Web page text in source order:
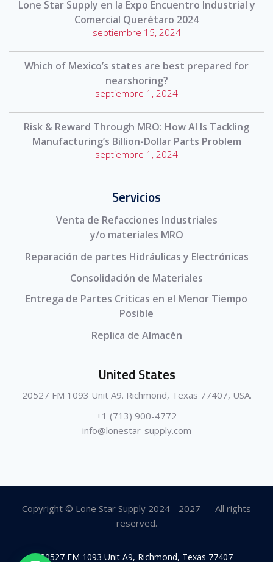
Lone Star Supply en la Expo Encuentro Industrial y
Comercial Querétaro 2024
septiembre 15, 2024
Which of Mexico’s states are best prepared for
nearshoring?
septiembre 1, 2024
Risk & Reward Through MRO: How AI Is Tackling
Manufacturing’s Billion-Dollar Parts Problem
septiembre 1, 2024
Servicios
Venta de Refacciones Industriales
y/o materiales MRO
Reparación de partes Hidráulicas y Electrónicas
Consolidación de Materiales
Entrega de Partes Criticas en el Menor Tiempo
Posible
Replica de Almacén
United States
20527 FM 1093 Unit A9. Richmond, Texas 77407, USA.
+1 (713) 900-4772
info@lonestar-supply.com
Copyright © Lone Star Supply 2024 - 2027 — All rights
reserved.
20527 FM 1093 Unit A9, Richmond, Texas 77407